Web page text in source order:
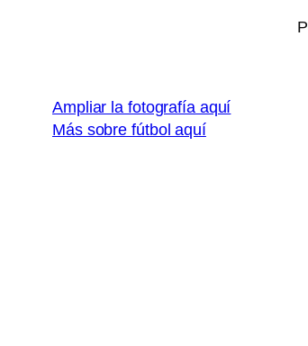
Ampliar la fotografía aquí
Más sobre fútbol aquí